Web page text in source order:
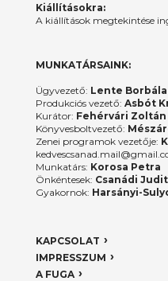
Kiállításokra:
A kiállítások megtekintése
MUNKATÁRSAINK:
Ügyvezető: Lente Borbála
Produkciós vezető: Asbót
Kurátor: Fehérvári Zoltán
Könyvesboltvezető:
Zenei programok vezetője:
Munkatárs: Korosa Petra
Önkéntesek: Csanádi
Gyakornok: Harsányi-
KAPCSOLAT
IMPRESSZUM
A FUGA